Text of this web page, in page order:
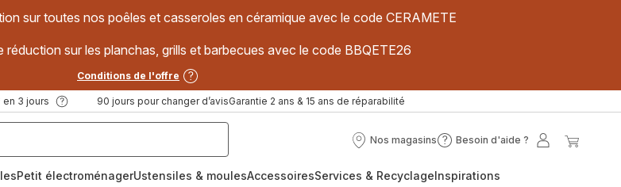
sur toutes nos poêles et casseroles en céramique avec le code CERAMETE
sur les planchas, grills et barbecues avec le code BBQETE26
Conditions de l'offre
3 jours 90 jours pour changer d’avisGarantie 2 ans & 15 ans de réparabilité
Nos magasins
Nos
Besoin d'aide ?
Besoin
?
Mon
Petit électroménagerUstensiles & moulesAccessoiresServices & RecyclageInspirations